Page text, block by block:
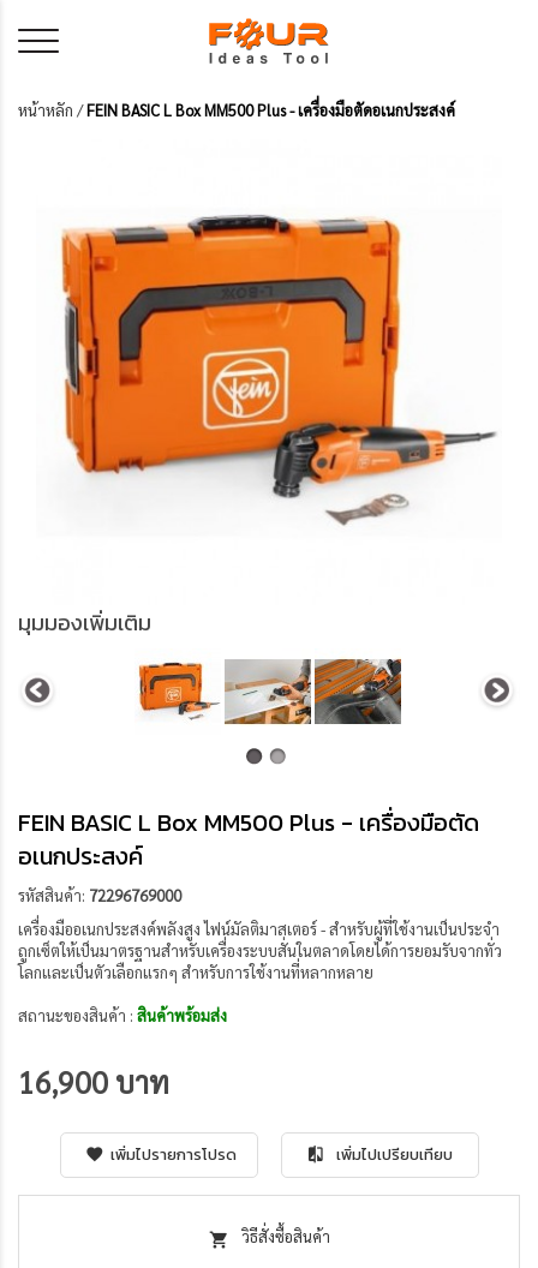
หน้าหลัก /FEIN BASIC L Box MM500 Plus - เครื่องมือตัดอเนกประสงค์
มุมมองเพิ่มเติม
FEIN BASIC L Box MM500 Plus - เครื่องมือตัด
อเนกประสงค์
รหัสสินค้า: 72296769000
เครื่องมืออเนกประสงค์พลังสูง ไฟน์มัลติมาสเตอร์ - สำหรับผู้ที่ใช้งานเป็นประจำ
ถูกเซ็ตให้เป็นมาตรฐานสำหรับเครื่องระบบสั่นในตลาดโดยได้การยอมรับจากทั่ว
โลกและเป็นตัวเลือกแรกๆ สำหรับการใช้งานที่หลากหลาย
สถานะของสินค้า : สินค้าพร้อมส่ง
16,900 บาท
เพิ่มไปรายการโปรด เพิ่มไปเปรียบเทียบ
วิธีสั่งซื้อสินค้า